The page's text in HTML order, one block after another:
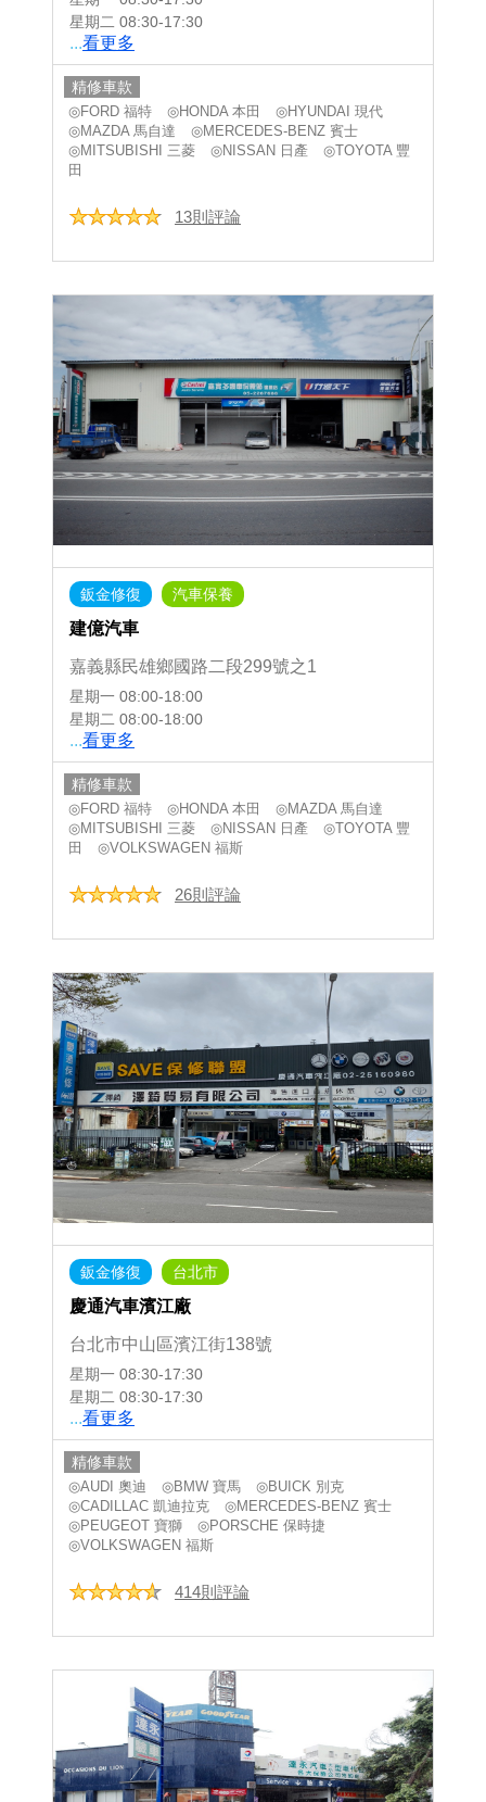
星期二 08:30-17:30
...看更多
精修車款
◎FORD 福特 ◎HONDA 本田
◎HYUNDAI 現代
◎MAZDA 馬自達
◎MERCEDES-BENZ 賓士
◎MITSUBISHI 三菱
◎NISSAN 日產
◎TOYOTA 豐
田
13則評論
鈑金修復 汽車保養
建億汽車
嘉義縣民雄鄉國路二段299號之1
星期一 08:00-18:00
星期二 08:00-18:00
...看更多
精修車款
◎FORD 福特 ◎HONDA 本田
◎MAZDA 馬自達
◎MITSUBISHI 三菱
◎NISSAN 日產
◎TOYOTA 豐
田
◎VOLKSWAGEN 福斯
26則評論
鈑金修復 台北市
慶通汽車濱江廠
台北市中山區濱江街138號
星期一 08:30-17:30
星期二 08:30-17:30
...看更多
精修車款
◎AUDI 奧迪 ◎BMW 寶馬
◎BUICK 別克
◎CADILLAC 凱迪拉克
◎MERCEDES-BENZ 賓士
◎PEUGEOT 寶獅
◎PORSCHE 保時捷
◎VOLKSWAGEN 福斯
414則評論